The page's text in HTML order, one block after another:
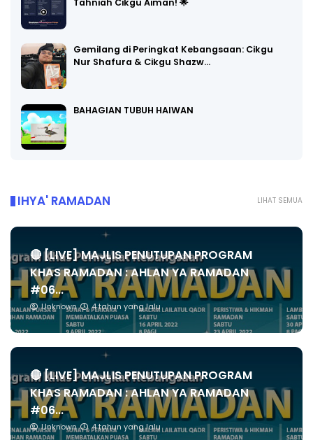
Tahniah Cikgu Aiman! 🌟
Gemilang di Peringkat Kebangsaan: Cikgu
Nur Shafura & Cikgu Shazw…
BAHAGIAN TUBUH HAIWAN
LIHAT SEMUA
IHYA' RAMADAN
🔴 [LIVE] MAJLIS PENUTUPAN PROGRAM
KHAS RAMADAN : AHLAN YA RAMADAN
#06...
Unknown 4 tahun yang lalu
🔴 [LIVE] MAJLIS PENUTUPAN PROGRAM
KHAS RAMADAN : AHLAN YA RAMADAN
#06...
Unknown 4 tahun yang lalu